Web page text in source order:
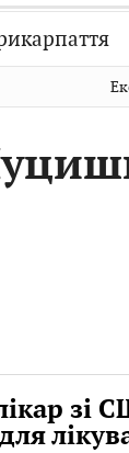
Чернівці
зі